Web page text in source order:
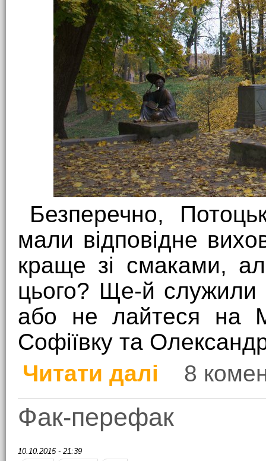
Безперечно,
мали відповідне
краще зі смаками,
цього? Ще-й
або не лайтеся на
Софіївку та
Читати далі
про Подвійні
8
Фак-перефак
10.10.2015 - 21:39